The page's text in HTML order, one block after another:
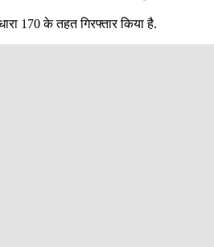
170 के तहत गिरफ्तार किया है.